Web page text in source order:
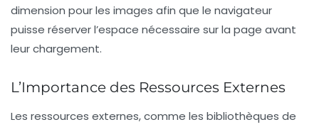
dimension pour les images afin que le navigateur
puisse réserver l’espace nécessaire sur la page avant
leur chargement.
L’Importance des Ressources Externes
Les ressources externes, comme les bibliothèques de